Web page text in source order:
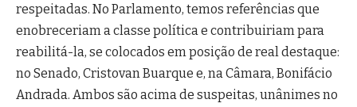
respeitadas. No Parlamento, temos referências que
enobreceriam a classe política e contribuiriam para
reabilitá-la, se colocados em posição de real destaque:
no Senado, Cristovan Buarque e, na Câmara, Bonifácio
Andrada. Ambos são acima de suspeitas, unânimes no